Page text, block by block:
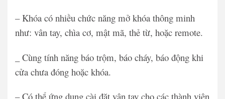
– Khóa có nhiều chức năng mở khóa thông minh
như: vân tay, chìa cơ, mật mã, thẻ từ, hoặc remote.
_ Cùng tính năng báo trộm, báo cháy, báo động khi
cửa chưa đóng hoặc khóa.
– Có thể ứng dụng cài đặt vân tay cho các thành viên